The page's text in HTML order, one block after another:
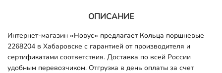
ОПИСАНИЕ
Интернет-магазин «Новус» предлагает Кольца поршневые
2268204 в Хабаровске с гарантией от производителя и
сертификатами соответствия. Доставка по всей России
удобным перевозчиком. Отгрузка в день оплаты за счет